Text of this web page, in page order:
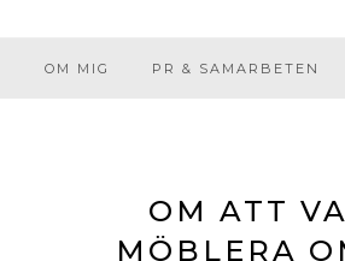
OM MIG PR & SAMARBETEN
OM ATT
MÖBLERA